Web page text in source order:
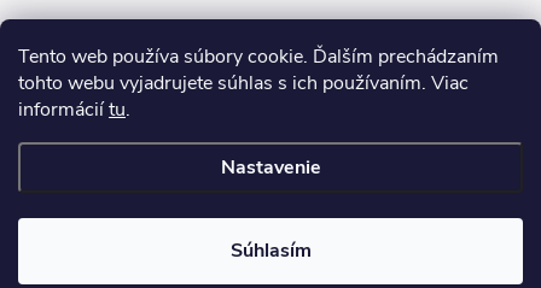
Tento web používa súbory cookie. Ďalším prechádzaním
tohto webu vyjadrujete súhlas s ich používaním. Viac
informáciítu.
Nastavenie
Súhlasím
e
Copyright 2026smsystem.sk. Všetky práva vyhradené.